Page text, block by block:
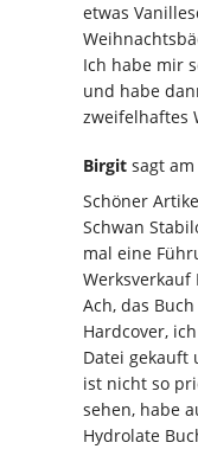
etwas
Ich habe mir
und habe
zweifelhaftes
Birgit sagt am
Schöner
Schwan
mal eine
Werksverkauf
Ach, das
Hardcover,
Datei gekauft
ist nicht so
sehen, habe
Hydrolate